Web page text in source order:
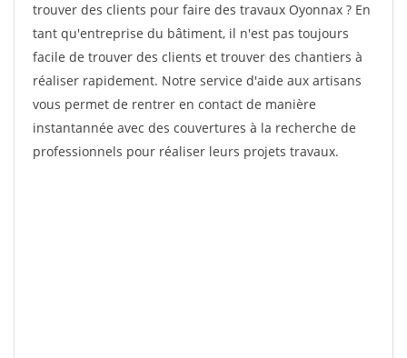
trouver des clients pour faire des travaux Oyonnax ? En
tant qu'entreprise du bâtiment, il n'est pas toujours
facile de trouver des clients et trouver des chantiers à
réaliser rapidement. Notre service d'aide aux artisans
vous permet de rentrer en contact de manière
instantannée avec des couvertures à la recherche de
professionnels pour réaliser leurs projets travaux.